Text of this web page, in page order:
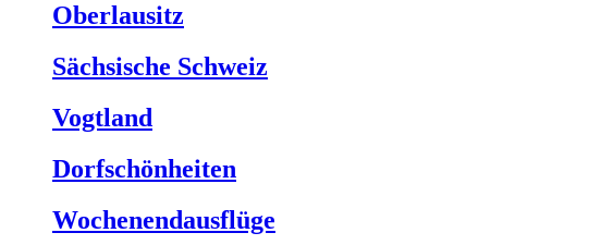
Oberlausitz
Sächsische Schweiz
Vogtland
Dorfschönheiten
Wochenendausflüge